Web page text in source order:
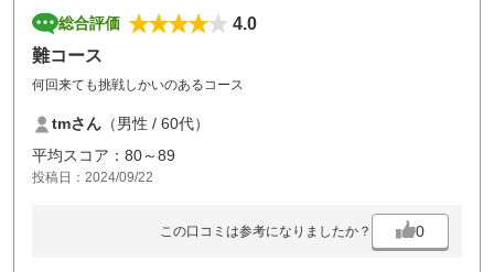
総合評価
4.0
難コース
何回来ても挑戦しかいのあるコース
tmさん （男性 / 60代）
平均スコア：80～89
投稿日：2024/09/22
この口コミは参考になりましたか？ 0